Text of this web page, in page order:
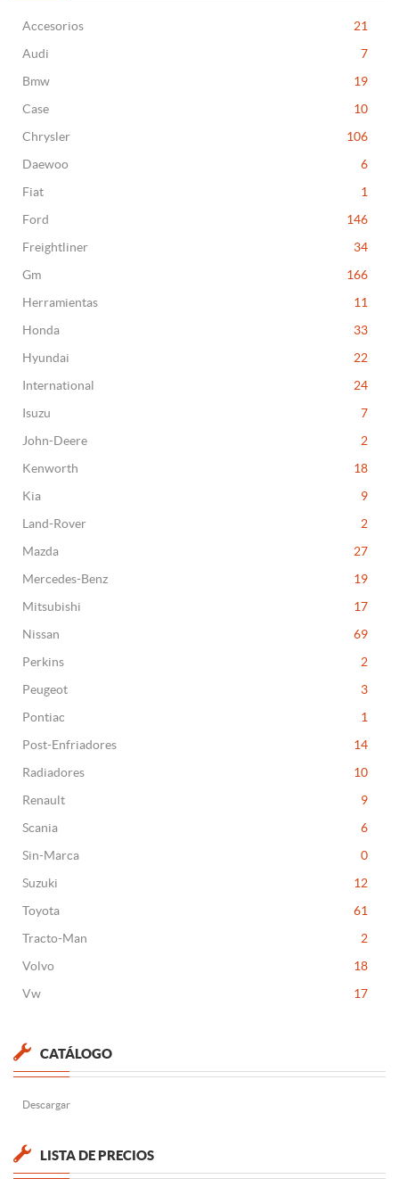
Accesorios
21
Audi
7
Bmw
19
Case
10
Chrysler
106
Daewoo
6
Fiat
1
Ford
146
Freightliner
34
Gm
166
Herramientas
11
Honda
33
Hyundai
22
International
24
Isuzu
7
John-Deere
2
Kenworth
18
Kia
9
Land-Rover
2
Mazda
27
Mercedes-Benz
19
Mitsubishi
17
Nissan
69
Perkins
2
Peugeot
3
Pontiac
1
Post-Enfriadores
14
Radiadores
10
Renault
9
Scania
6
Sin-Marca
0
Suzuki
12
Toyota
61
Tracto-Man
2
Volvo
18
Vw
17
CATÁLOGO
Descargar
LISTA DE PRECIOS